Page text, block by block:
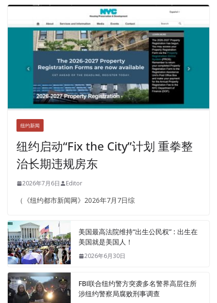
纽约新闻
纽约启动“Fix the City”计划 重拳整
治长期违规房东
2026年7月6日 Editor
（《纽约都市新闻网》2026年7月7日综
美国最高法院维持“出生公民权” : 出生在
美国就是美国人！
2026年6月30日
FBI联合纽约警方突袭多名警界高层住所
涉纽约警察局腐败刑事调查